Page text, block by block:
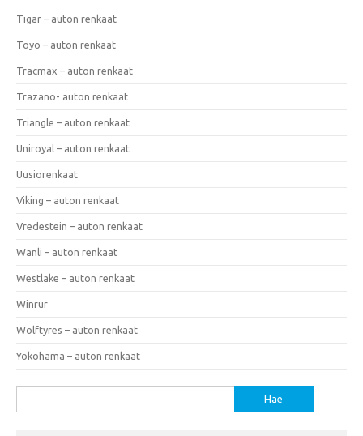
Tigar – auton renkaat
Toyo – auton renkaat
Tracmax – auton renkaat
Trazano- auton renkaat
Triangle – auton renkaat
Uniroyal – auton renkaat
Uusiorenkaat
Viking – auton renkaat
Vredestein – auton renkaat
Wanli – auton renkaat
Westlake – auton renkaat
Winrur
Wolftyres – auton renkaat
Yokohama – auton renkaat